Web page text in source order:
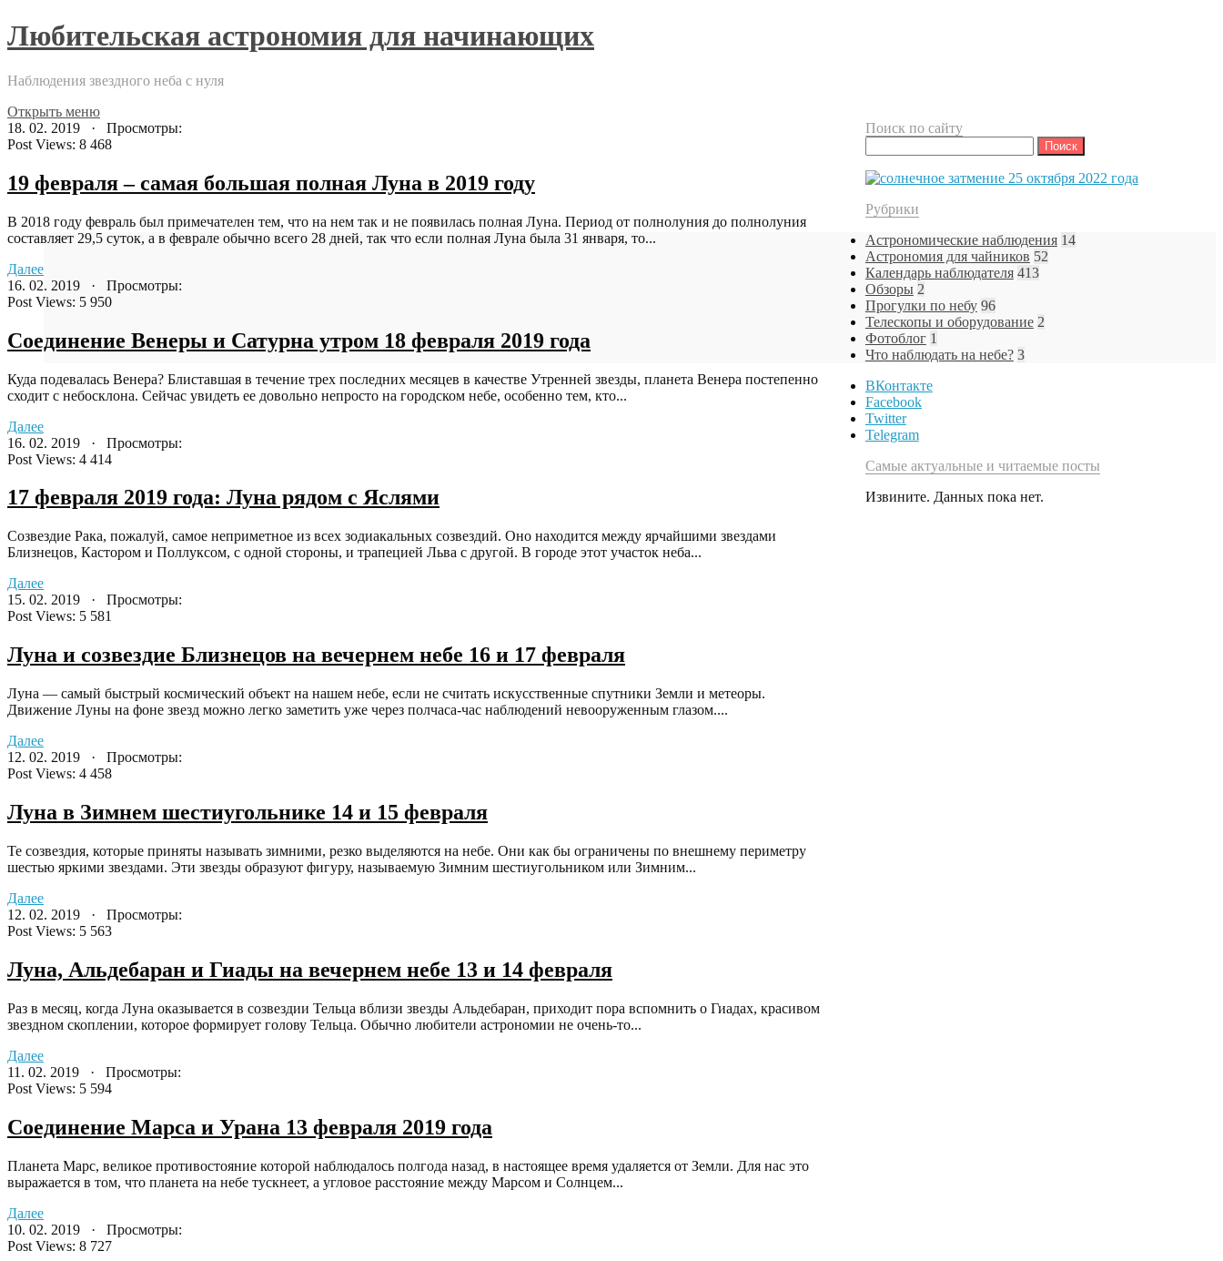
Любительская астрономия для начинающих
Наблюдения звездного неба с нуля
Открыть меню
18. 02. 2019 · Просмотры:
Post Views: 8 468
19 февраля – самая большая полная Луна в 2019 году
В 2018 году февраль был примечателен тем, что на нем так и не появилась полная Луна. Период от полнолуния до полнолуния
составляет 29,5 суток, а в феврале обычно всего 28 дней, так что если полная Луна была 31 января, то...
Далее
16. 02. 2019 · Просмотры:
Post Views: 5 950
Соединение Венеры и Сатурна утром 18 февраля 2019 года
Куда подевалась Венера? Блиставшая в течение трех последних месяцев в качестве Утренней звезды, планета Венера постепенно
сходит с небосклона. Сейчас увидеть ее довольно непросто на городском небе, особенно тем, кто...
Далее
16. 02. 2019 · Просмотры:
Post Views: 4 414
17 февраля 2019 года: Луна рядом с Яслями
Созвездие Рака, пожалуй, самое неприметное из всех зодиакальных созвездий. Оно находится между ярчайшими звездами
Близнецов, Кастором и Поллуксом, с одной стороны, и трапецией Льва с другой. В городе этот участок неба...
Далее
15. 02. 2019 · Просмотры:
Post Views: 5 581
Луна и созвездие Близнецов на вечернем небе 16 и 17 февраля
Луна — самый быстрый космический объект на нашем небе, если не считать искусственные спутники Земли и метеоры.
Движение Луны на фоне звезд можно легко заметить уже через полчаса-час наблюдений невооруженным глазом....
Далее
12. 02. 2019 · Просмотры:
Post Views: 4 458
Луна в Зимнем шестиугольнике 14 и 15 февраля
Те созвездия, которые приняты называть зимними, резко выделяются на небе. Они как бы ограничены по внешнему периметру
шестью яркими звездами. Эти звезды образуют фигуру, называемую Зимним шестиугольником или Зимним...
Далее
12. 02. 2019 · Просмотры:
Post Views: 5 563
Луна, Альдебаран и Гиады на вечернем небе 13 и 14 февраля
Раз в месяц, когда Луна оказывается в созвездии Тельца вблизи звезды Альдебаран, приходит пора вспомнить о Гиадах, красивом
звездном скоплении, которое формирует голову Тельца. Обычно любители астрономии не очень-то...
Далее
11. 02. 2019 · Просмотры:
Post Views: 5 594
Соединение Марса и Урана 13 февраля 2019 года
Планета Марс, великое противостояние которой наблюдалось полгода назад, в настоящее время удаляется от Земли. Для нас это
выражается в том, что планета на небе тускнеет, а угловое расстояние между Марсом и Солнцем...
Далее
10. 02. 2019 · Просмотры:
Post Views: 8 727
Поиск по сайту
Рубрики
Астрономические наблюдения 14
Астрономия для чайников 52
Календарь наблюдателя 413
Обзоры 2
Прогулки по небу 96
Телескопы и оборудование 2
Фотоблог 1
Что наблюдать на небе? 3
ВКонтакте
Facebook
Twitter
Telegram
Самые актуальные и читаемые посты
Извините. Данных пока нет.